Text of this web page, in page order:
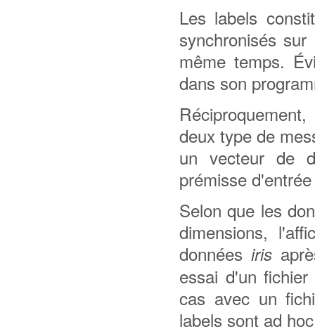
Les labels
synchronisés
même temps.
dans son
deux type de
un vecteur de
prémisse
Selon que les
dimensions,
données iris
essai d'un
cas avec un
labels sont ad